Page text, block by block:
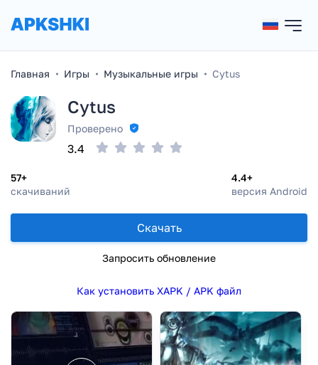
Главная Игры Музыкальные игры Cytus
Cytus
Проверено
57+
скачиваний
4.4+
версия Android
3.4
Скачать
Запросить обновление
Как установить XAPK / APK файл